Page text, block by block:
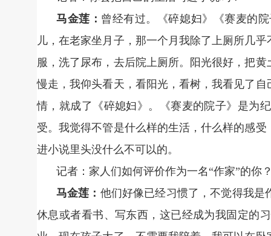
马金莲： 曾经有过。《碎媳妇》《赛麦的
儿，在老家坐月子，那一个月我除了上厕所几
服，洗了尿布，去后院上厕所。阳光很好，把
慢走，我仰头看天，看阳光，看树，我看见了
情，就成了《碎媳妇》。《赛麦的院子》是为
受。我觉得不管是什么样的生活，什么样的感
进小说里头没什么不可以的。
记者：家人们如何评价作为一名“作家”的你
马金莲： 他们好像已经习惯了，不觉得我
休息或者看书、写东西，这已经成为我固定的